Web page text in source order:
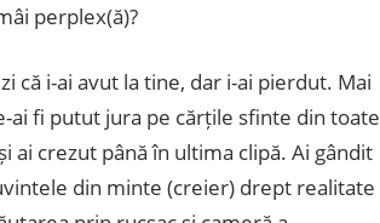
perplex(ă)?
că i-ai avut la tine, dar i-ai pierdut. Mai
ai fi putut jura pe cărțile sfinte din toate
ai crezut până în ultima clipă. Ai gândit
din minte (creier) drept realitate